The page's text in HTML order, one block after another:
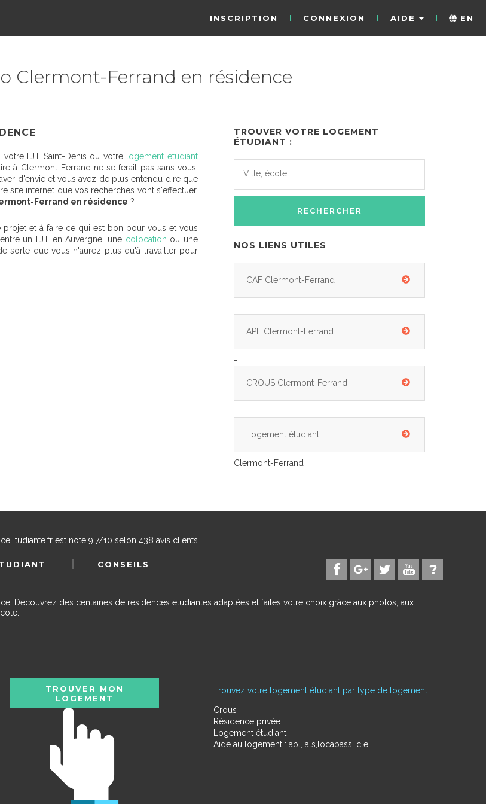
INSCRIPTION CONNEXION AIDE EN
Clermont-Ferrand en résidence
FJT Saint-Denis ou votre
logement étudiant
à Clermont-Ferrand ne se ferait pas sans vous.
d'envie et vous avez de plus entendu dire que
site internet que vos recherches vont s'effectuer,
Ferrand en résidence ?
projet et à faire ce qui est bon pour vous et vous
un FJT en Auvergne, une colocation ou une
de sorte que vous n'aurez plus qu'à travailler pour
TROUVER VOTRE LOGEMENT
ÉTUDIANT :
NOS LIENS UTILES
CAF Clermont-Ferrand
-
APL Clermont-Ferrand
-
CROUS Clermont-Ferrand
-
Logement étudiant
Clermont-Ferrand
est noté 9,7/10 selon 438 avis clients.
CONSEILS
Découvrez des centaines de résidences étudiantes adaptées et faites votre choix grâce aux photos, aux
Trouvez votre logement étudiant par type de logement
Crous
Résidence privée
Logement étudiant
Aide au logement : apl, als,locapass, cle
TROUVER MON
LOGEMENT